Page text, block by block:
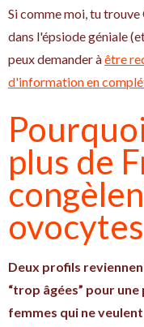
Si comme moi, tu
dans l'épsiode géniale
peux demander àêtre
d'information en
plus de
Deux profils
“trop âgées” pour
femmes qui ne